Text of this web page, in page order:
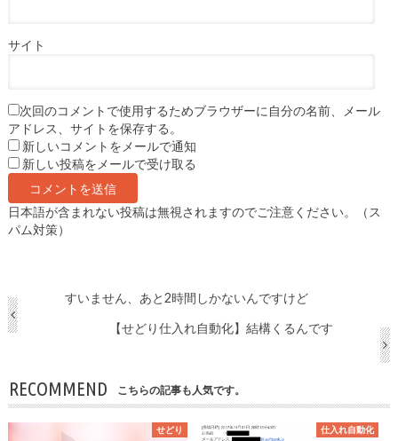
サイト
次回のコメントで使用するためブラウザーに自分の名前、メール
アドレス、サイトを保存する。
新しいコメントをメールで通知
新しい投稿をメールで受け取る
日本語が含まれない投稿は無視されますのでご注意ください。（ス
パム対策）
すいません、あと2時間しかないんですけど
【せどり仕入れ自動化】結構くるんです
RECOMMEND こちらの記事も人気です。
せどり 仕入れ自動化